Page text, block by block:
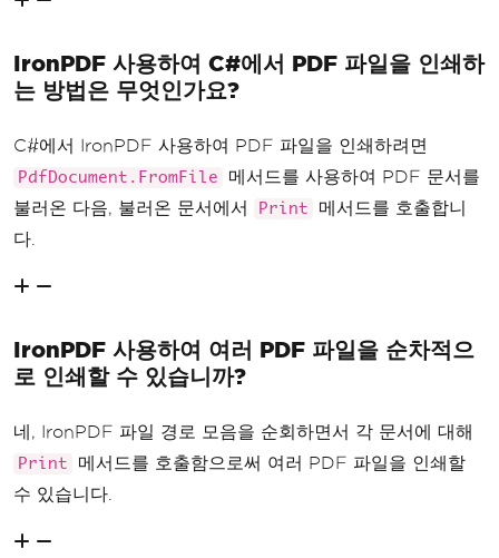
IronPDF 사용하여 C#에서 PDF 파일을 인쇄하
는 방법은 무엇인가요?
C#에서 IronPDF 사용하여 PDF 파일을 인쇄하려면
PdfDocument.FromFile
메서드를 사용하여 PDF 문서를
불러온 다음, 불러온 문서에서
Print
메서드를 호출합니
다.
IronPDF 사용하여 여러 PDF 파일을 순차적으
로 인쇄할 수 있습니까?
네, IronPDF 파일 경로 모음을 순회하면서 각 문서에 대해
Print
메서드를 호출함으로써 여러 PDF 파일을 인쇄할
수 있습니다.